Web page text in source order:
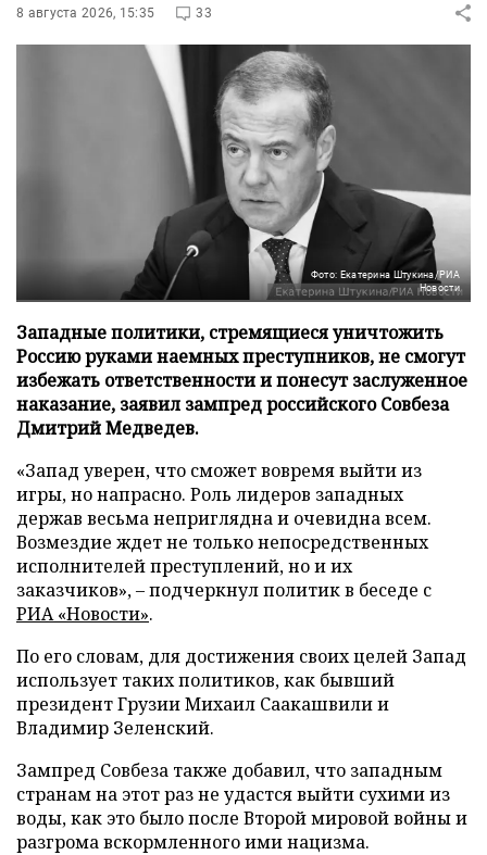
8 августа 2026, 15:35 33
Фото: Екатерина Штукина/РИА
Новости
Западные политики, стремящиеся уничтожить
Россию руками наемных преступников, не смогут
избежать ответственности и понесут заслуженное
наказание, заявил зампред российского Совбеза
Дмитрий Медведев.
«Запад уверен, что сможет вовремя выйти из
игры, но напрасно. Роль лидеров западных
держав весьма неприглядна и очевидна всем.
Возмездие ждет не только непосредственных
исполнителей преступлений, но и их
заказчиков», – подчеркнул политик в беседе с
РИА «Новости».
По его словам, для достижения своих целей Запад
использует таких политиков, как бывший
президент Грузии Михаил Саакашвили и
Владимир Зеленский.
Зампред Совбеза также добавил, что западным
странам на этот раз не удастся выйти сухими из
воды, как это было после Второй мировой войны и
разгрома вскормленного ими нацизма.